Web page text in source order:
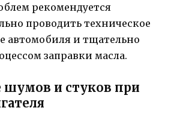
рекомендуется
проводить техническое
автомобиля и тщательно
заправки масла.
шумов и стуков при